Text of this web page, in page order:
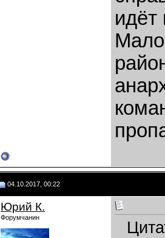
идёт
04.10.2017, 00:22
Юрий К.
Форумчанин